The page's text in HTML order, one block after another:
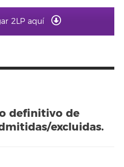
2LP aquí
definitivo de
excluidas.